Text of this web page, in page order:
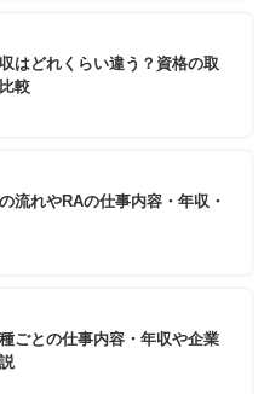
はどれくらい違う？資格の取
較
流れやRAの仕事内容・年収・
ごとの仕事内容・年収や企業